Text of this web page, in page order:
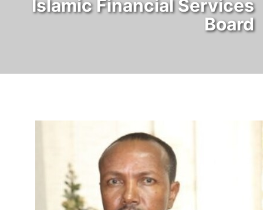
Islamic Financial Services
Board